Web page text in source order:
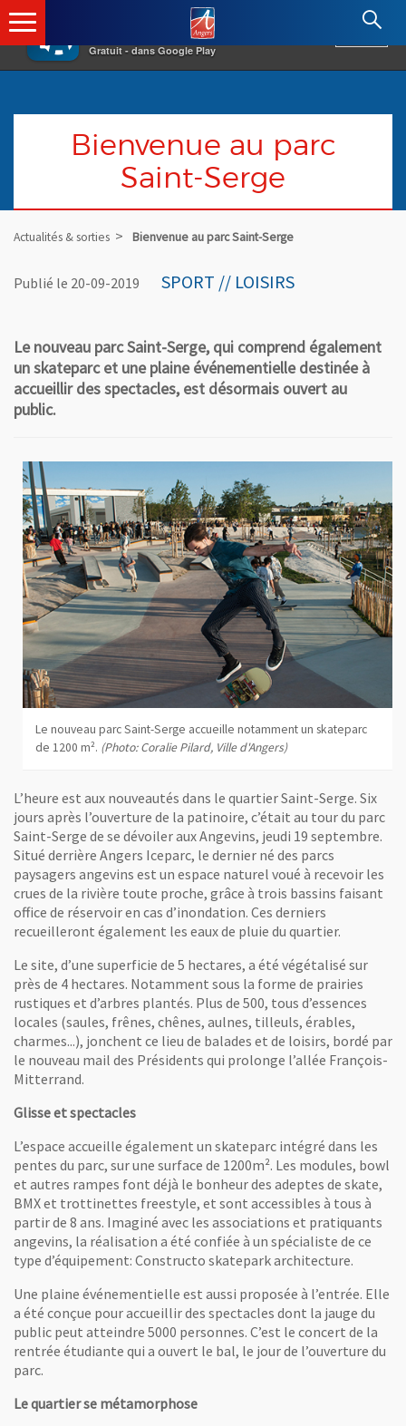
×
Gratuit - dans Google Play
Angers.fr : Retour à l'accueil
Bienvenue au parc
Saint-Serge
Actualités & sorties Bienvenue au parc Saint-Serge
Publié le 20-09-2019 SPORT // LOISIRS
Le nouveau parc Saint-Serge, qui comprend également
un skateparc et une plaine événementielle destinée à
accueillir des spectacles, est désormais ouvert au
public.
Le nouveau parc Saint-Serge accueille notamment un skateparc
de 1200 m². (Photo: Coralie Pilard, Ville d'Angers)
L’heure est aux nouveautés dans le quartier Saint-Serge. Six
jours après l’ouverture de la patinoire, c’était au tour du parc
Saint-Serge de se dévoiler aux Angevins, jeudi 19 septembre.
Situé derrière Angers Iceparc, le dernier né des parcs
paysagers angevins est un espace naturel voué à recevoir les
crues de la rivière toute proche, grâce à trois bassins faisant
office de réservoir en cas d’inondation. Ces derniers
recueilleront également les eaux de pluie du quartier.
Le site, d’une superficie de 5 hectares, a été végétalisé sur
près de 4 hectares. Notamment sous la forme de prairies
rustiques et d’arbres plantés. Plus de 500, tous d’essences
locales (saules, frênes, chênes, aulnes, tilleuls, érables,
charmes...), jonchent ce lieu de balades et de loisirs, bordé par
le nouveau mail des Présidents qui prolonge l’allée François-
Mitterrand.
Glisse et spectacles
L’espace accueille également un skateparc intégré dans les
pentes du parc, sur une surface de 1200m². Les modules, bowl
et autres rampes font déjà le bonheur des adeptes de skate,
BMX et trottinettes freestyle, et sont accessibles à tous à
partir de 8 ans. Imaginé avec les associations et pratiquants
angevins, la réalisation a été confiée à un spécialiste de ce
type d’équipement: Constructo skatepark architecture.
Une plaine événementielle est aussi proposée à l’entrée. Elle
a été conçue pour accueillir des spectacles dont la jauge du
public peut atteindre 5000 personnes. C’est le concert de la
rentrée étudiante qui a ouvert le bal, le jour de l’ouverture du
parc.
Le quartier se métamorphose